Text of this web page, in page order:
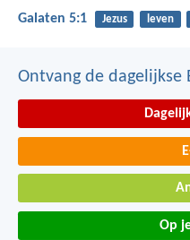
Galaten 5:1 Jezus leven
Ontvang de dagelijkse
Op